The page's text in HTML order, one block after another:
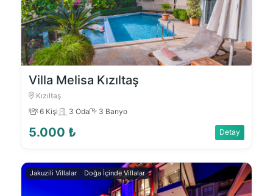
Villa Melisa Kızıltaş
Kızıltaş
6 Kişi
3 Oda 3 Banyo
5.000 ₺ Detay
Jakuzili Villalar Doğa İçinde Villalar